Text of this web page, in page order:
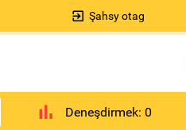
Şahsy otag
Deneşdirmek: 0